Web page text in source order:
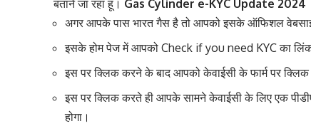
बताने जा रहा हूं। Gas Cylinder e-KYC Update 2024
अगर आपके पास भारत गैस है तो आपको इसके ऑफिशल
इसके होम पेज में आपको Check if you need KYC का लिंक
इस पर क्लिक करने के बाद आपको केवाईसी के फार्म पर क्लिक
इस पर क्लिक करते ही आपके सामने केवाईसी के लिए एक
होगा।